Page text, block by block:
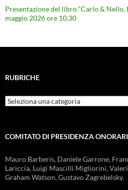
Presentazione del libro “Carlo &
maggio 2026 ore 10.30
RUBRICHE
Rubriche
COMITATO DI PRESIDENZA
Mauro Barberis, Daniele Garrone,
Lariccia, Luigi Mascilli Migliorini,
Graham Watson, Gustavo Zagrebelsky.